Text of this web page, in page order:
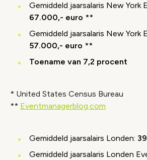
Gemiddeld jaarsalaris New York
67.000,- euro **
Gemiddeld jaarsalaris New York
57.000,- euro **
Toename van 7,2 procent
* United States Census Bureau
** Eventmanagerblog.com
Gemiddeld jaarsalairs Londen:
Gemiddeld jaarsalaris Londen